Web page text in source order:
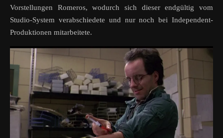
Vorstellungen Romeros, wodurch sich dieser endgültig vom
Studio-System verabschiedete und nur noch bei Independent-
Produktionen mitarbeitete.